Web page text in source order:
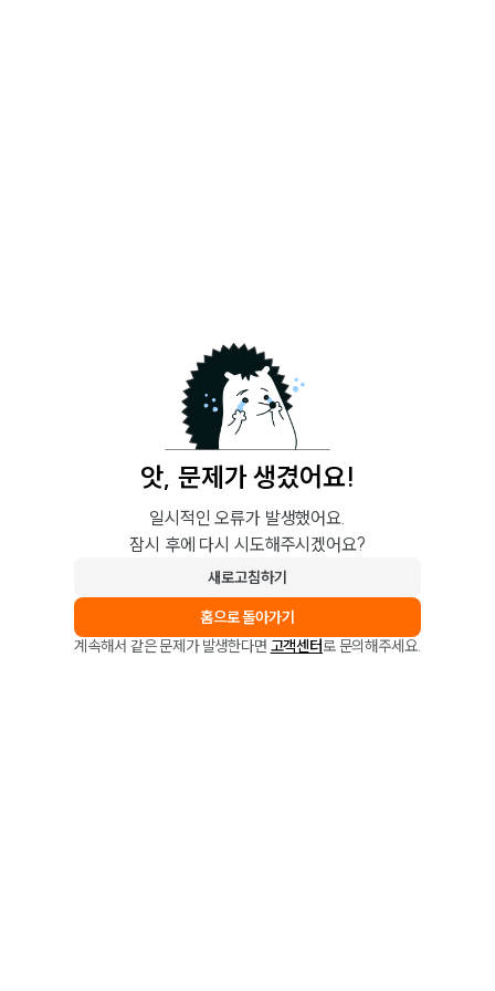
앗, 문제가 생겼어요!
일시적인 오류가 발생했어요.
잠시 후에 다시 시도해주시겠어요?
새로고침하기
홈으로 돌아가기
계속해서 같은 문제가 발생한다면 고객센터로 문의해주세요.